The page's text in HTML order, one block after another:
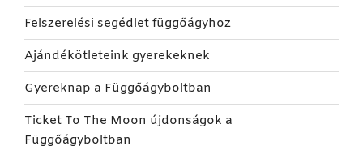
Felszerelési segédlet függőágyhoz
Ajándékötleteink gyerekeknek
Gyereknap a Függőágyboltban
Ticket To The Moon újdonságok a
Függőágyboltban